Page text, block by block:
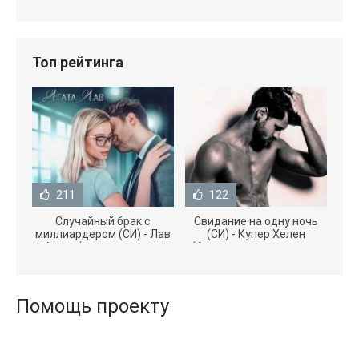
Топ рейтинга
211
Случайный брак с
миллиардером (СИ) - Лав
Агата (полная версия
122
Свидание на одну ночь
(СИ) - Купер Хелен
(бесплатные серии книг
Помощь проекту